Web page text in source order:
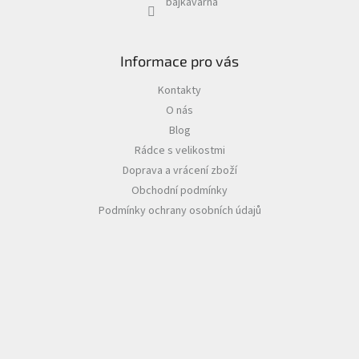
Informace pro vás
Kontakty
O nás
Blog
Rádce s velikostmi
Doprava a vrácení zboží
Obchodní podmínky
Podmínky ochrany osobních údajů